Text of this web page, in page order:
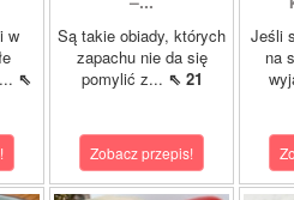
w
⇖
Są takie obiady, których
zapachu nie da się
pomylić z... ⇖ 21
Zobacz przepis!
Jeśli
na